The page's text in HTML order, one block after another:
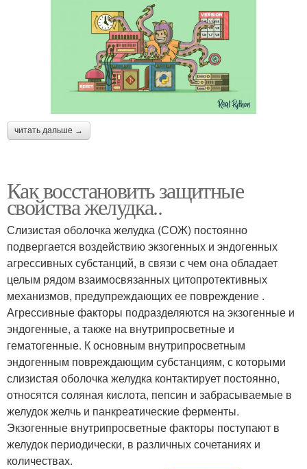
читать дальше →
Как восстановить защитные
свойства желудка..
Слизистая оболочка желудка (СОЖ) постоянно
подвергается воздействию экзогенных и эндогенных
агрессивных субстанций, в связи с чем она обладает
целым рядом взаимосвязанных цитопротективных
механизмов, предупреждающих ее повреждение .
Агрессивные факторы подразделяются на экзогенные и
эндогенные, а также на внутрипросветные и
гематогенные. К основным внутрипросветным
эндогенным повреждающим субстанциям, с которыми
слизистая оболочка желудка контактирует постоянно,
относятся соляная кислота, пепсин и забрасываемые в
желудок желчь и панкреатические ферменты.
Экзогенные внутрипросветные факторы поступают в
желудок периодически, в различных сочетаниях и
количествах.